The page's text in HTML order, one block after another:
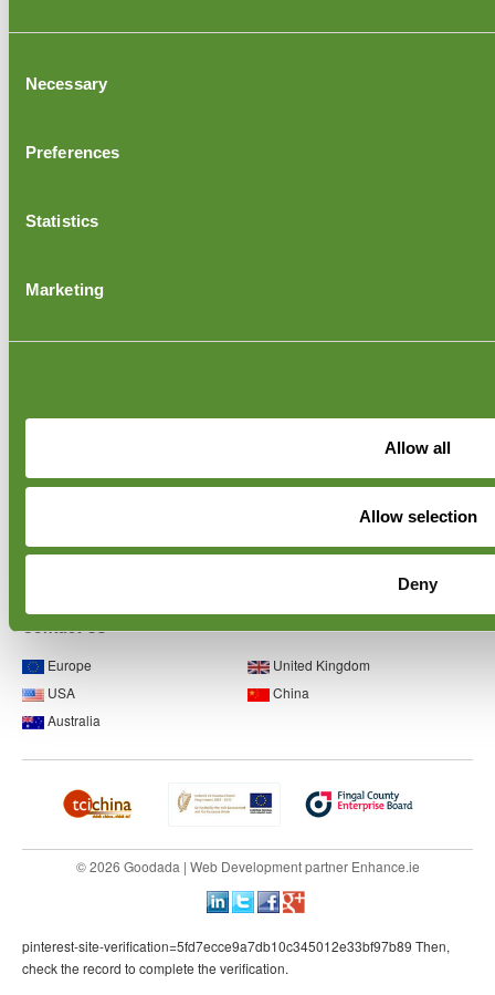
Selection
Necessary
Preferences
Statistics
Marketing
Allow all
Allow selection
Deny
Austria QC Inspections
乌兹别克斯坦的检验服务
伊拉克检验服务
公司信息
Inspector Login
World Toy Safety Standards
Contact Us
Europe
United Kingdom
USA
China
Australia
© 2026 Goodada | Web Developmentpartner Enhance.ie
pinterest-site-verification=5fd7ecce9a7db10c345012e33bf97b89 Then,
check the record to complete the verification.